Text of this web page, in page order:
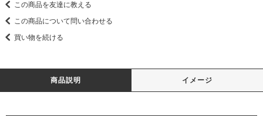
この商品を友達に教える
この商品について問い合わせる
買い物を続ける
商品説明 イメージ